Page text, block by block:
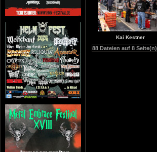
Kai Kestner
88 Dateien auf 8 Seite(n)